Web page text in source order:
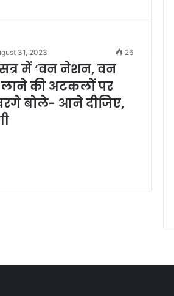
31, 2023 26
में ‘वन नेशन, वन
की अटकलों पर
बोले- आने दीजिए,